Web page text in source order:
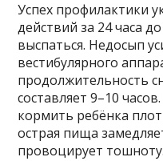
Успех профилактики
действий за 24 часа
выспаться. Недосып
вестибулярного
продолжительность
составляет 9–10
кормить ребёнка
острая пища
провоцирует тошноту.